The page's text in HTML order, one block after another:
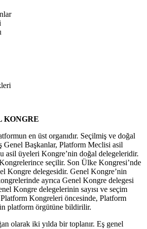
KONGRE
en üst organıdır. Seçilmiş ve doğal
Genel Başkanlar, Platform Meclisi asil
üyeleri Kongre’nin doğal delegeleridir.
seçilir. Son Ülke Kongresi’nde
Kongre delegesidir. Genel Kongre’nin
ayrıca Genel Kongre delegesi
Kongre delegelerinin sayısı ve seçim
Platform Kongreleri öncesinde, Platform
platform örgütüne bildirilir.
olarak iki yılda bir toplanır. Eş genel